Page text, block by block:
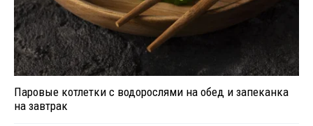
Паровые котлетки с водорослями на обед и запеканка
на завтрак